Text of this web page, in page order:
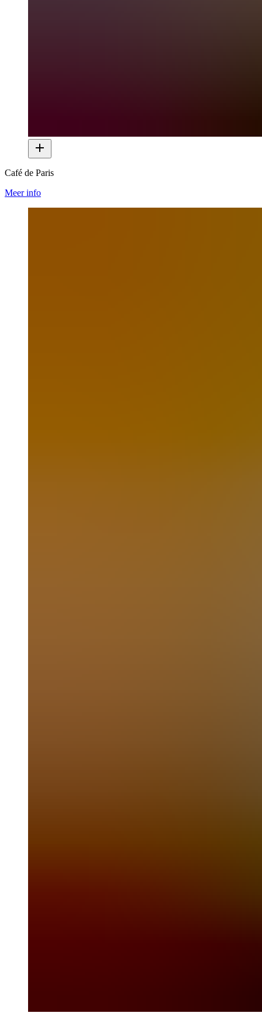
Café de Paris
Meer info